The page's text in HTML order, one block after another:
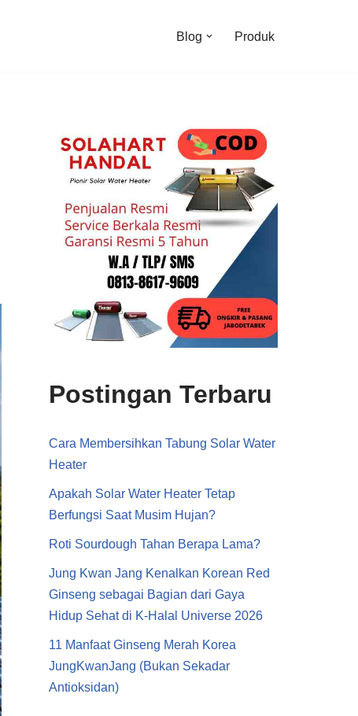
Blog Produk
Postingan Terbaru
Cara Membersihkan Tabung Solar Water
Heater
Apakah Solar Water Heater Tetap
Berfungsi Saat Musim Hujan?
Roti Sourdough Tahan Berapa Lama?
Jung Kwan Jang Kenalkan Korean Red
Ginseng sebagai Bagian dari Gaya
Hidup Sehat di K-Halal Universe 2026
11 Manfaat Ginseng Merah Korea
JungKwanJang (Bukan Sekadar
Antioksidan)